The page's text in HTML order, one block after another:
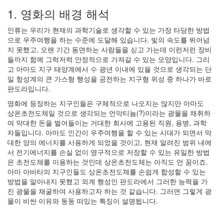
1. 영화의 배경 해석
인류는 우리가 현재의 과학기술로 생각할 수 있는 가장 타당한 방법
으로 우주여행을 하는 수준에 도달해 있습니다. 빛의 속도를 뛰어넘
지 못했고, 오랜 기간 동면하는 사람들을 싣고 가는데 이런저런 장비
들까지 함께 그럭저럭 안정적으로 가져갈 수 있는 모양입니다. 그리
고 아마도 지구 태양계에서 수 광년 이내에 있을 것으로 생각되는 단
일 항성계의 큰 가스형 행성을 공전하는 지구형 위성 중 하나가 바로
판도라입니다.
영화에 등장하는 지구인들은 구체적으로 나오지는 않지만 아마도
상온초전도체일 것으로 생각되는 언악티늄(?)이라는 광물을 채취하
여 막대한 돈을 벌어들이는 거대한 회사에 고용된 직원, 용병, 과학
자들입니다. 아마도 인간이 우주여행을 할 수 있는 시대가 되면서 막
대한 양의 에너지를 사용하게 되었을 것이고, 현재 알려진 범위 내에
서 전기에너지를 손실 없이 영구적으로 저장할 수 있는 유일한 방법
은 초전도체를 이용하는 것인데 상온초전도체는 아직도 먼 꿈이죠.
아마 아바타의 지구인들도 상온초전도체를 손쉽게 합성할 수 있는
방법을 알아내지 못했고 외계 행성인 판도라에서 그러한 능력을 가
진 광물을 채굴하여 사용하고자 하는 것 같습니다. 그러면 그렇게 광
물이 비싼 이유와 둥둥 떠있는 특징이 설명됩니다.
교
님
도
스
아
타
exception
책
스
프
로